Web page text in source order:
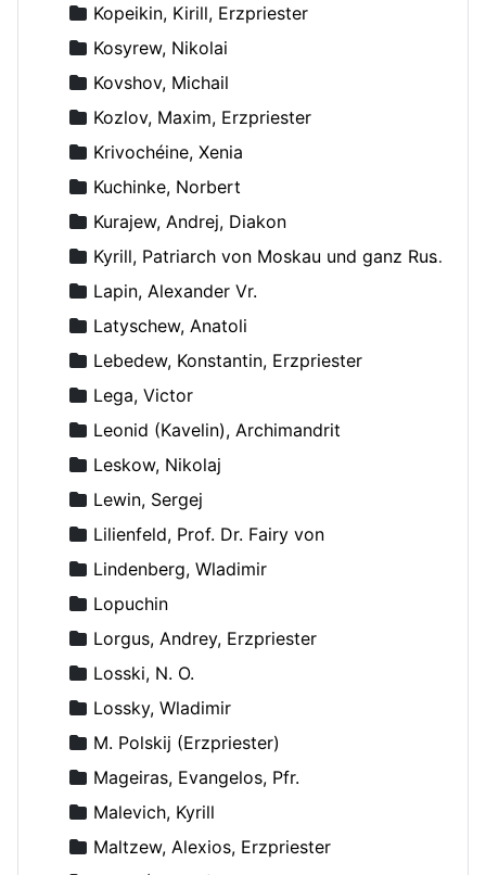
Kopeikin, Kirill, Erzpriester
Kosyrew, Nikolai
Kovshov, Michail
Kozlov, Maxim, Erzpriester
Krivochéine, Xenia
Kuchinke, Norbert
Kurajew, Andrej, Diakon
Kyrill, Patriarch von Moskau und ganz Russland
Lapin, Alexander Vr.
Latyschew, Anatoli
Lebedew, Konstantin, Erzpriester
Lega, Victor
Leonid (Kavelin), Archimandrit
Leskow, Nikolaj
Lewin, Sergej
Lilienfeld, Prof. Dr. Fairy von
Lindenberg, Wladimir
Lopuchin
Lorgus, Andrey, Erzpriester
Losski, N. O.
Lossky, Wladimir
M. Polskij (Erzpriester)
Mageiras, Evangelos, Pfr.
Malevich, Kyrill
Maltzew, Alexios, Erzpriester